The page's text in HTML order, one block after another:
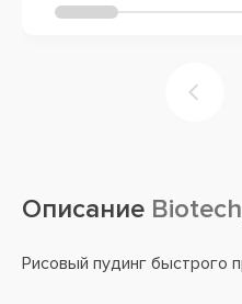
Описание
Рисовый пудинг быстрого